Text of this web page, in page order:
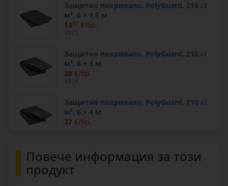
Защитно покривало, PolyGuard, 210 г/
м², 6 × 1,5 м
1350 €/бр.
1922
Защитно покривало, PolyGuard, 210 г/
м², 6 × 3 м
28 €/бр.
1920
Защитно покривало, PolyGuard, 210 г/
м², 6 × 4 м
37 €/бр.
Защитно покривало, PolyGuard, 210 г/
м², 8 × 6 м
6990
Повече информация за този
продукт